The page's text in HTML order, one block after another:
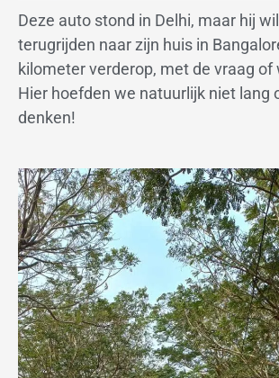
Deze auto stond in Delhi, maar hij
terugrijden naar zijn huis in
kilometer verderop, met de vraag of
Hier hoefden we natuurlijk niet lang
denken!